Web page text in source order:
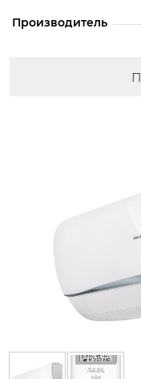
Производитель